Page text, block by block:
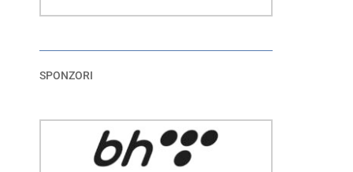
SPONZORI